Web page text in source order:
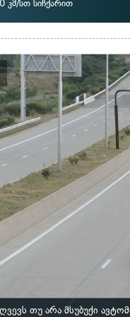
კმ/სთ სიჩქარით
თუ არა მსუბუქი